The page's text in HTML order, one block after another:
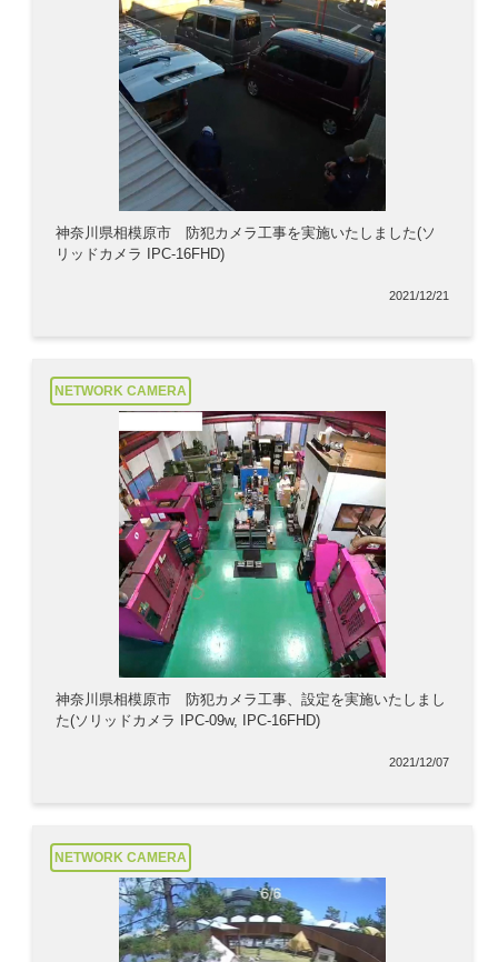
神奈川県相模原市 防犯カメラ工事を実施いたしました(ソ
リッドカメラ IPC-16FHD)
2021/12/21
NETWORK CAMERA
神奈川県相模原市 防犯カメラ工事、設定を実施いたしまし
た(ソリッドカメラ IPC-09w, IPC-16FHD)
2021/12/07
NETWORK CAMERA